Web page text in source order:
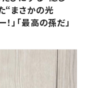
“まさかの光
」「最高の孫だ」